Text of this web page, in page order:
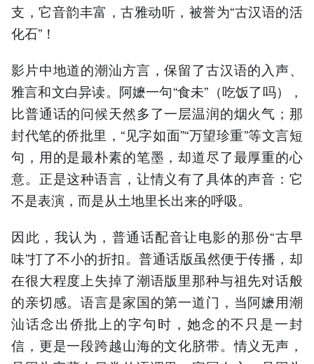
支，它音韵丰富，古雅动听，被誉为“古汉语的活
化石”！
影片中地道的潮汕方言，保留了古汉语的入声、
雅言和文白异读。阿嬷一句“食未”（吃饭了吗），
比普通话的问候天然多了一层温润的烟火气；那
封代笔的侨批里，“见字如面”“万望珍重”等文言短
句，用的是最朴素的笔墨，却道尽了最厚重的心
意。正是这种语言，让情义有了具体的声音：它
不是表演，而是从土地里长出来的呼吸。
因此，我认为，普通话配音让电影的那份“古早
味”打了不小的折扣。普通话版虽然便于传播，却
在很大程度上失掉了潮语版里那种与祖先对话般
的亲切感。语言是家国的第一道门，当阿嬷用潮
汕话念出侨批上的字句时，她念的不只是一封
信，更是一段跨越山海的文化脐带。情义无声，